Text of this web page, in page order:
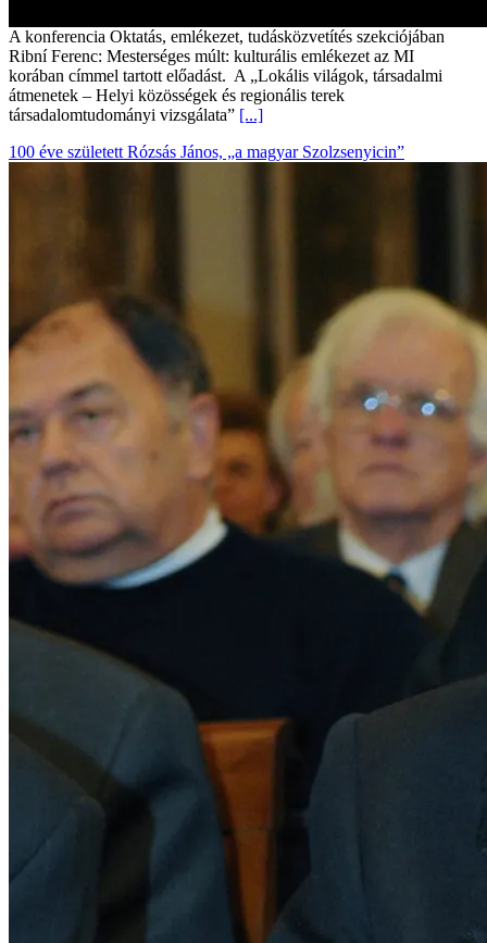
A konferencia Oktatás, emlékezet, tudásközvetítés szekciójában
Ribní Ferenc: Mesterséges múlt: kulturális emlékezet az MI
korában címmel tartott előadást. A „Lokális világok, társadalmi
átmenetek – Helyi közösségek és regionális terek
társadalomtudományi vizsgálata” [...]
100 éve született Rózsás János, „a magyar Szolzsenyicin”